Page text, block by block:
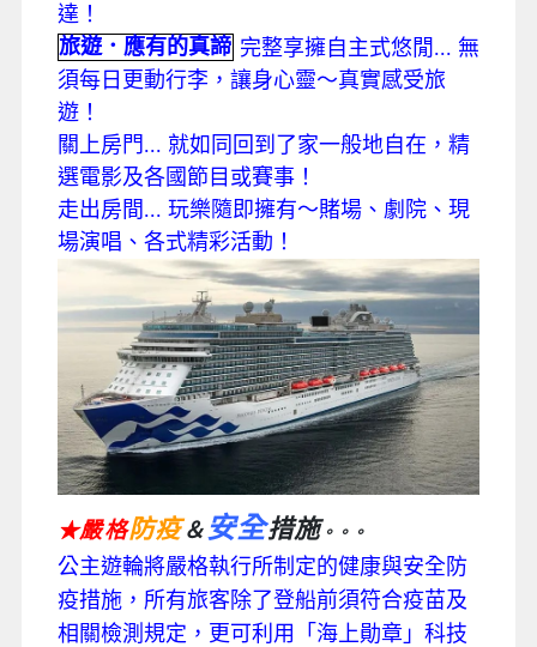
達！
旅遊．應有的真諦 完整享擁自主式悠閒... 無
須每日更動行李，讓身心靈～真實感受旅
遊！
關上房門... 就如同回到了家一般地自在，精
選電影及各國節目或賽事！
走出房間... 玩樂隨即擁有～賭場、劇院、現
場演唱、各式精彩活動！
★嚴格防疫＆ 安全措施。。。
公主遊輪將嚴格執行所制定的健康與安全防
疫措施，所有旅客除了登船前須符合疫苗及
相關檢測規定，更可利用「海上勛章」科技